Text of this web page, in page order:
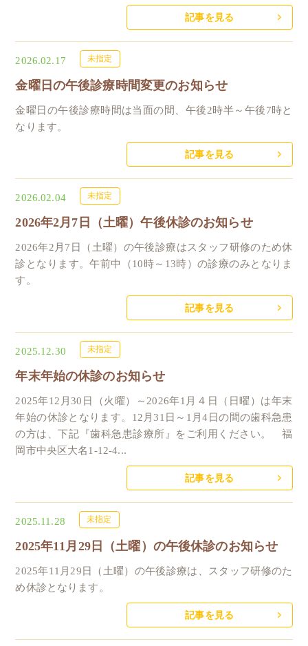
記事を見る
2026.02.17 未指定
金曜日の午後診療時間変更のお知らせ
金曜日の午後診療時間は当面の間、午後2時半～午後7時と
なります。
記事を見る
2026.02.04 未指定
2026年2月7日（土曜）午後休診のお知らせ
2026年2月7日（土曜）の午後診療はスタッフ研修のため休
診となります。午前中（10時～13時）の診療のみとなりま
す。
記事を見る
2025.12.30 未指定
年末年始の休診のお知らせ
2025年12月30日（火曜）～2026年1月４日（日曜）は年末
年始の休診となります。12月31日～1月4日の間の歯科急患
の方は、下記『歯科急患診療所』をご利用ください。 福
岡市中央区大名1-12-4...
記事を見る
2025.11.28 未指定
2025年11月29日（土曜）の午後休診のお知らせ
2025年11月29日（土曜）の午後診療は、スタッフ研修のた
め休診となります。
記事を見る